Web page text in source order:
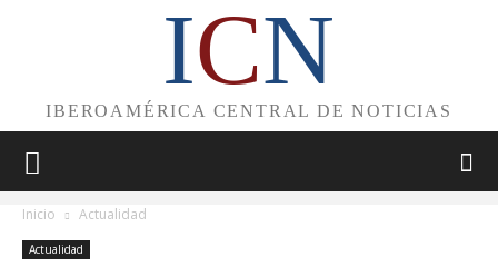
ICN
IBEROAMÉRICA CENTRAL DE NOTICIAS
Inicio Actualidad
Actualidad